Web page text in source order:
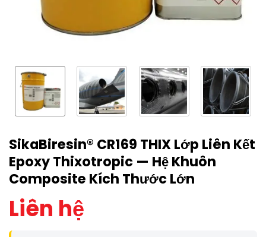
SikaBiresin® CR169 THIX Lớp Liên Kết
Epoxy Thixotropic — Hệ Khuôn
Composite Kích Thước Lớn
Liên hệ